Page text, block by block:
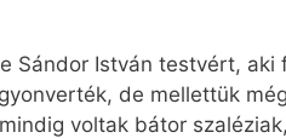
Sándor István testvért, aki
de mellettük
voltak bátor